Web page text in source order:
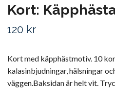
Kort:
120 kr
Kort med käpphästmotiv. 10
kalasinbjudningar, hälsningar
väggen.Baksidan är helt vit.